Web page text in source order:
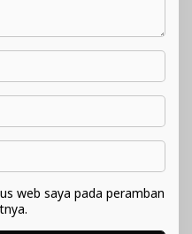
web saya pada peramban